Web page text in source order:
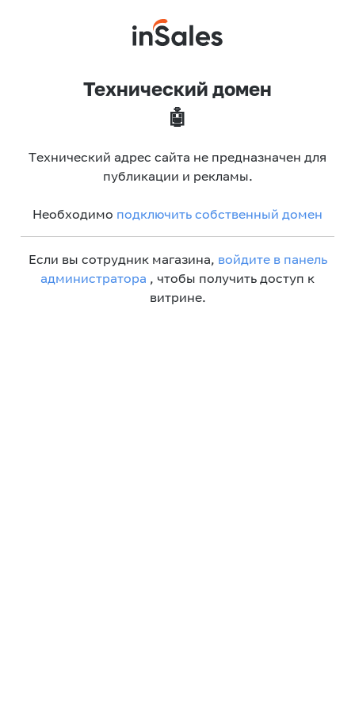
Технический домен
🤖
Технический адрес сайта не предназначен для
публикации и рекламы.
Необходимо подключить собственный домен
Если вы сотрудник магазина, войдите в панель
администратора , чтобы получить доступ к
витрине.